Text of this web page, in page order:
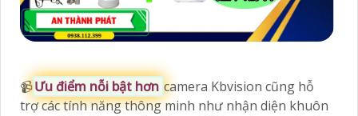
📹Ưu điểm nỗi bật hơn camera Kbvision cũng hỗ
trợ các tính năng thông minh như nhận diện khuôn